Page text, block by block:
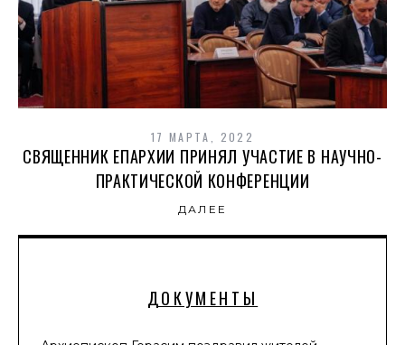
ДОКУМЕНТЫ
17 МАРТА, 2022
СВЯЩЕННИК ЕПАРХИИ ПРИНЯЛ УЧАСТИЕ В НАУЧНО-
ПРАКТИЧЕСКОЙ КОНФЕРЕНЦИИ
ДАЛЕЕ